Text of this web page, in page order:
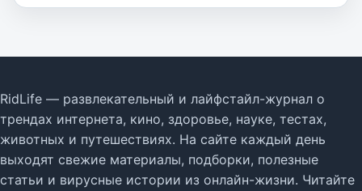
RidLife — развлекательный и лайфстайл-журнал о
трендах интернета, кино, здоровье, науке, тестах,
животных и путешествиях. На сайте каждый день
выходят свежие материалы, подборки, полезные
статьи и вирусные истории из онлайн-жизни. Читайте